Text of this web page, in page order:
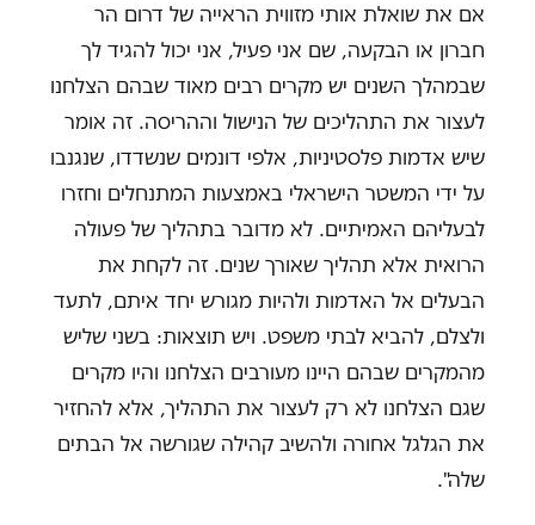
אם את שואלת אותי מזווית הראייה של דרום הר
חברון או הבקעה, שם אני פעיל, אני יכול להגיד לך
שבמהלך השנים יש מקרים רבים מאוד שבהם הצלחנו
לעצור את התהליכים של הנישול וההריסה. זה אומר
שיש אדמות פלסטיניות, אלפי דונמים שנשדדו, שנגנבו
על ידי המשטר הישראלי באמצעות המתנחלים וחזרו
לבעליהם האמיתיים. לא מדובר בתהליך של פעולה
הרואית אלא תהליך שאורך שנים. זה לקחת את
הבעלים אל האדמות ולהיות מגורש יחד איתם, לתעד
ולצלם, להביא לבתי משפט. ויש תוצאות: בשני שליש
מהמקרים שבהם היינו מעורבים הצלחנו והיו מקרים
שגם הצלחנו לא רק לעצור את התהליך, אלא להחזיר
את הגלגל אחורה ולהשיב קהילה שגורשה אל הבתים
שלה".